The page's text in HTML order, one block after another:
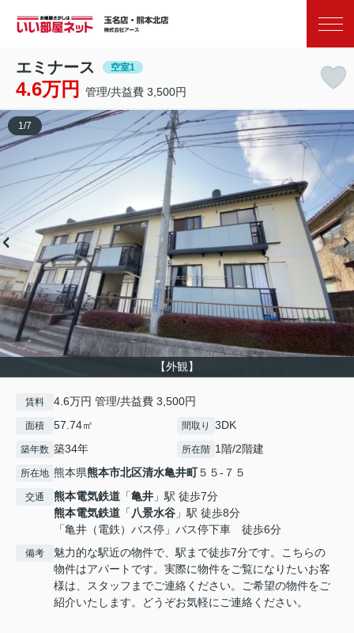
エミナース 空室1
4.6万円 管理/共益費 3,500円
【外観】
1 /7
賃料 4.6万円 管理/共益費 3,500円
面積 57.74㎡ 間取り 3DK
築年数 築34年 所在階 1階/2階建
所在地 熊本県熊本市北区清水亀井町５５-７５
交通 熊本電気鉄道 「亀井 」駅 徒歩7分
熊本電気鉄道 「 八景水谷 」駅 徒歩8分
「亀井（電鉄）バス停」バス停下車 徒歩6分
備考
魅力的な駅近の物件で、駅まで徒歩7分です。こちらの
物件はアパートです。実際に物件をご覧になりたいお客
様は、スタッフまでご連絡ください。ご希望の物件をご
紹介いたします。どうぞお気軽にご連絡ください。